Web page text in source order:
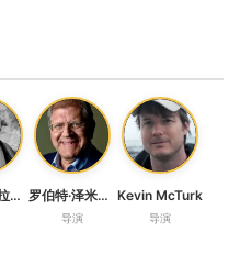
乔什·麦克拉格伦 罗伯特·泽米吉斯
导演
Kevin McTurk
导演